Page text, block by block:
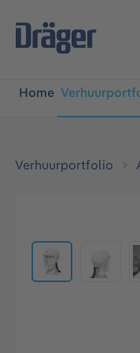
Home
Verhuurportfolio